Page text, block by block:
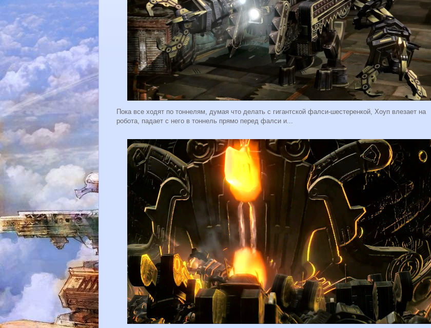
Пока все ходят по тоннелям, думая что делать с гигантской фалси-шестеренкой, Хоуп влезает на
робота, падает с него в тоннель прямо перед фалси и...